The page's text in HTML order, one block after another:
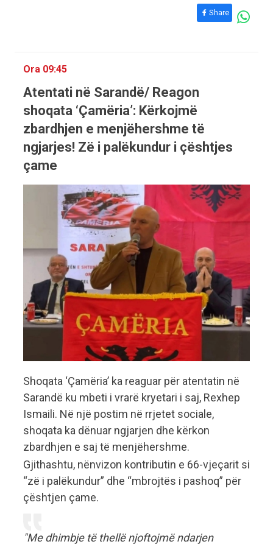
Share
Ora 09:45
Atentati në Sarandë/ Reagon
shoqata ‘Çamëria’: Kërkojmë
zbardhjen e menjëhershme të
ngjarjes! Zë i palëkundur i çështjes
çame
Shoqata ‘Çamëria’ ka reaguar për atentatin në
Sarandë ku mbeti i vrarë kryetari i saj, Rexhep
Ismaili. Në një postim në rrjetet sociale,
shoqata ka dënuar ngjarjen dhe kërkon
zbardhjen e saj të menjëhershme.
Gjithashtu, nënvizon kontributin e 66-vjeçarit si
“zë i palëkundur” dhe “mbrojtës i pashoq” për
çështjen çame.
"Me dhimbje të thellë njoftojmë ndarjen